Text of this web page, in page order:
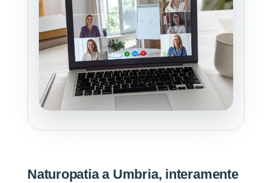
Naturopatia a Umbria, interamente